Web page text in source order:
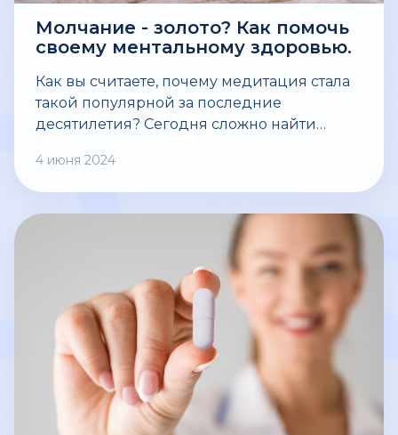
Молчание - золото? Как помочь
своему ментальному здоровью.
Как вы считаете, почему медитация стала
такой популярной за последние
десятилетия? Сегодня сложно найти
который бы хоть раз в жизни не пытался
постигнуть Дзен, молча сидя в позе лотоса
с закрытыми глазами под расслабляющую
музыку. Почему эта практика оказывает
терапевтический эффект - рассказываем
не только с психологической точки
зрения, но и с медицинской.
4 июня 2024